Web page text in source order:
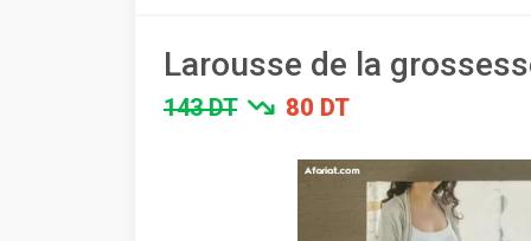
Larousse de la
143 DT 80 DT